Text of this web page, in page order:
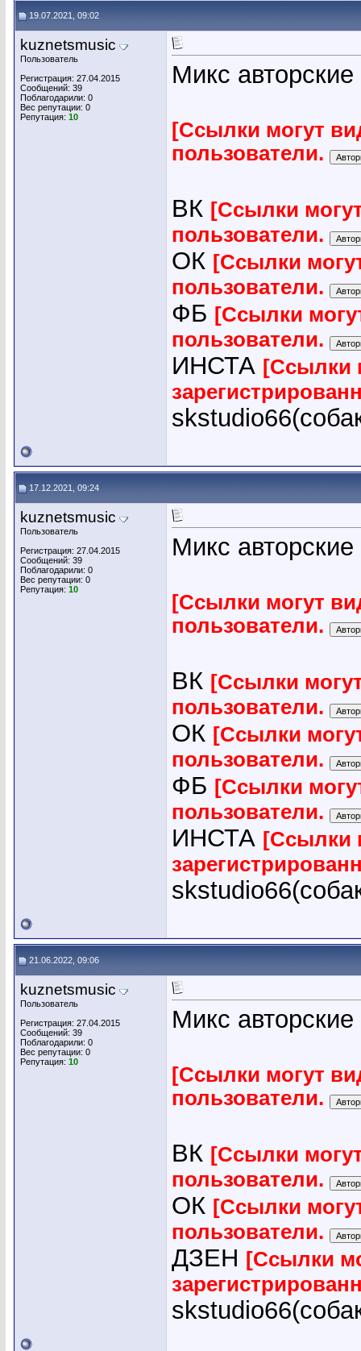
19.07.2021, 09:02
kuznetsmusic
Пользователь
Регистрация: 27.04.2015
Сообщений: 39
Поблагодарили: 0
Вес репутации: 0
Репутация: 10
Микс
[Ссылки могут
пользователи.
ВК [Ссылки
пользователи.
ОК [Ссылки
пользователи.
ФБ [Ссылки
пользователи.
ИНСТА [Ссылки
17.12.2021, 09:24
kuznetsmusic
Пользователь
Регистрация: 27.04.2015
Сообщений: 39
Поблагодарили: 0
Вес репутации: 0
Репутация: 10
Микс
[Ссылки могут
пользователи.
ВК [Ссылки
пользователи.
ОК [Ссылки
пользователи.
ФБ [Ссылки
пользователи.
ИНСТА [Ссылки
21.06.2022, 09:06
kuznetsmusic
Пользователь
Регистрация: 27.04.2015
Сообщений: 39
Поблагодарили: 0
Вес репутации: 0
Репутация: 10
Микс
[Ссылки могут
пользователи.
ВК [Ссылки
пользователи.
ОК [Ссылки
пользователи.
ДЗЕН [Ссылки